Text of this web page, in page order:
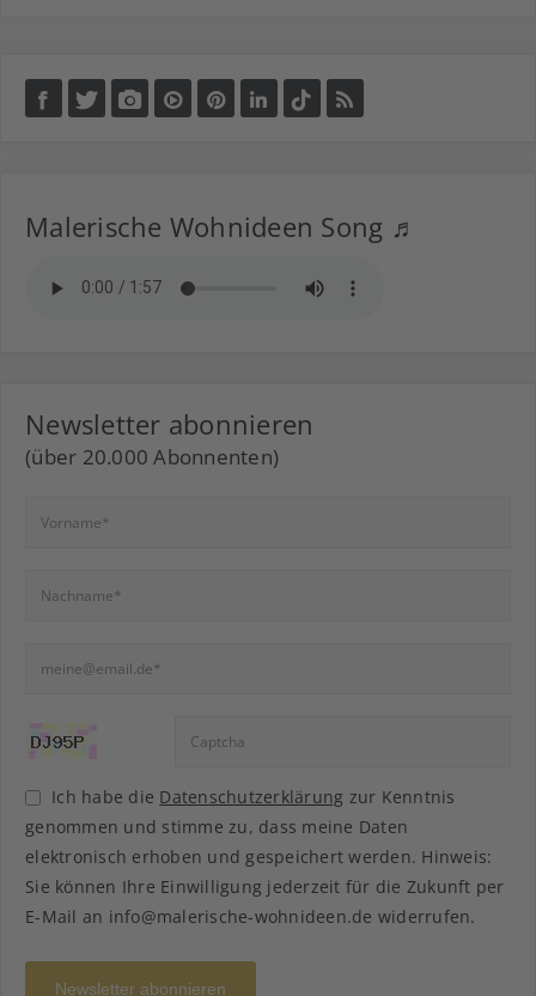
Malerische Wohnideen Song ♬
Newsletter abonnieren
(über 20.000 Abonnenten)
Ich habe die Datenschutzerklärung zur Kenntnis
genommen und stimme zu, dass meine Daten
elektronisch erhoben und gespeichert werden. Hinweis:
Sie können Ihre Einwilligung jederzeit für die Zukunft per
E-Mail an info@malerische-wohnideen.de widerrufen.